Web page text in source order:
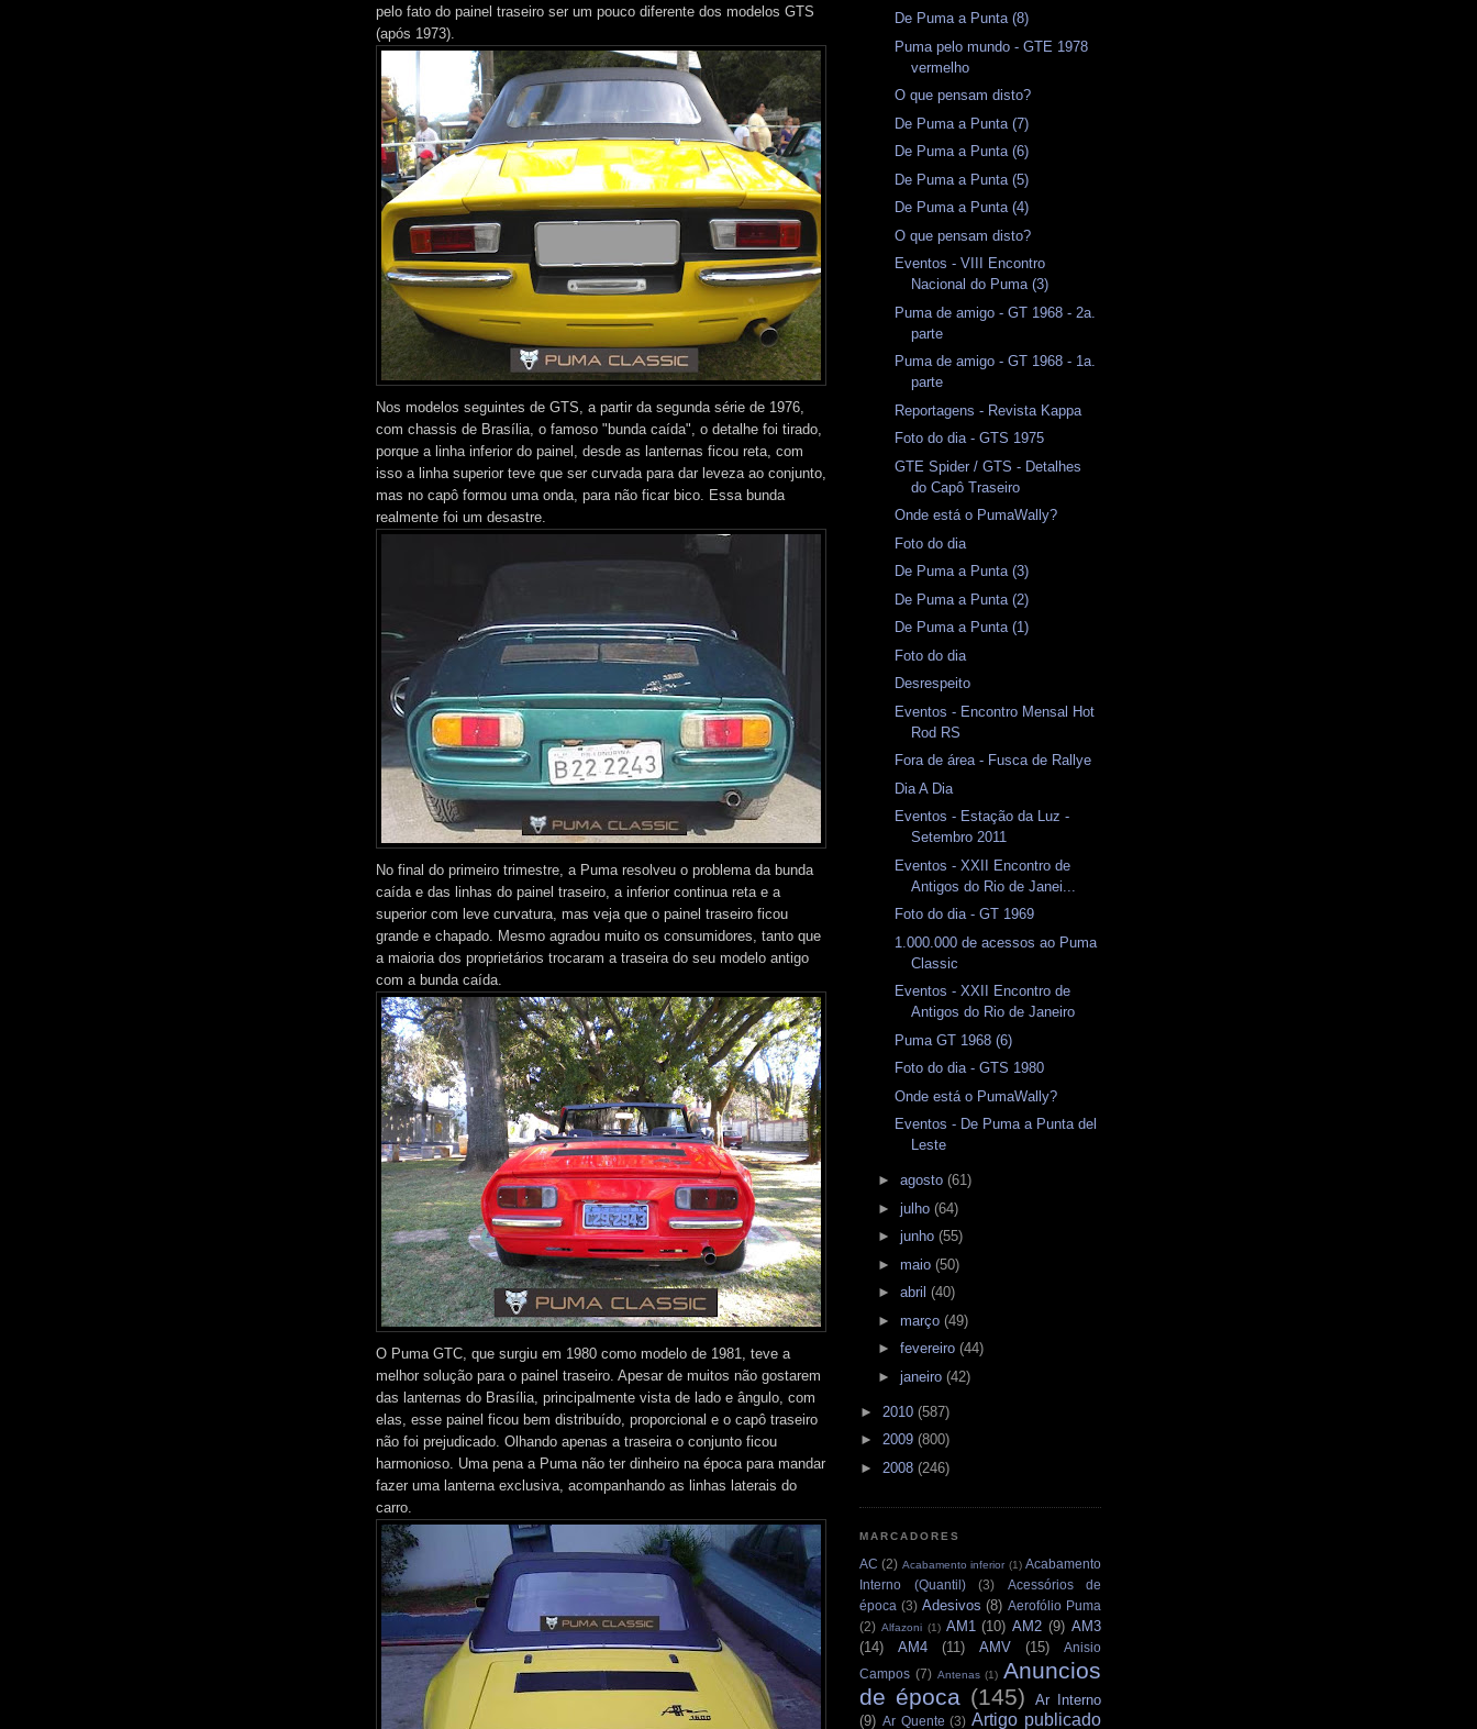
pelo fato do painel traseiro ser um pouco diferente dos modelos GTS
(após 1973).
Nos modelos seguintes de GTS, a partir da segunda série de 1976,
com chassis de Brasília, o famoso "bunda caída", o detalhe foi tirado,
porque a linha inferior do painel, desde as lanternas ficou reta, com
isso a linha superior teve que ser curvada para dar leveza ao conjunto,
mas no capô formou uma onda, para não ficar bico. Essa bunda
realmente foi um desastre.
No final do primeiro trimestre, a Puma resolveu o problema da bunda
caída e das linhas do painel traseiro, a inferior continua reta e a
superior com leve curvatura, mas veja que o painel traseiro ficou
grande e chapado. Mesmo agradou muito os consumidores, tanto que
a maioria dos proprietários trocaram a traseira do seu modelo antigo
com a bunda caída.
O Puma GTC, que surgiu em 1980 como modelo de 1981, teve a
melhor solução para o painel traseiro. Apesar de muitos não gostarem
das lanternas do Brasília, principalmente vista de lado e ângulo, com
elas, esse painel ficou bem distribuído, proporcional e o capô traseiro
não foi prejudicado. Olhando apenas a traseira o conjunto ficou
harmonioso. Uma pena a Puma não ter dinheiro na época para mandar
fazer uma lanterna exclusiva, acompanhando as linhas laterais do
carro.
De Puma a Punta (8)
Puma pelo mundo - GTE 1978
vermelho
O que pensam disto?
De Puma a Punta (7)
De Puma a Punta (6)
De Puma a Punta (5)
De Puma a Punta (4)
O que pensam disto?
Eventos - VIII Encontro
Nacional do Puma (3)
Puma de amigo - GT 1968 - 2a.
parte
Puma de amigo - GT 1968 - 1a.
parte
Reportagens - Revista Kappa
Foto do dia - GTS 1975
GTE Spider / GTS - Detalhes
do Capô Traseiro
Onde está o PumaWally?
Foto do dia
De Puma a Punta (3)
De Puma a Punta (2)
De Puma a Punta (1)
Foto do dia
Desrespeito
Eventos - Encontro Mensal Hot
Rod RS
Fora de área - Fusca de Rallye
Dia A Dia
Eventos - Estação da Luz -
Setembro 2011
Eventos - XXII Encontro de
Antigos do Rio de Janei...
Foto do dia - GT 1969
1.000.000 de acessos ao Puma
Classic
Eventos - XXII Encontro de
Antigos do Rio de Janeiro
Puma GT 1968 (6)
Foto do dia - GTS 1980
Onde está o PumaWally?
Eventos - De Puma a Punta del
Leste
► agosto (61)
► julho (64)
► junho (55)
► maio (50)
► abril (40)
► março (49)
► fevereiro (44)
► janeiro (42)
► 2010 (587)
► 2009 (800)
► 2008 (246)
MARCADORES
AC (2) Acabamento inferior (1) Acabamento
Interno (Quantil)
(3)
Acessórios de
época (3) Adesivos (8) Aerofólio Puma
(2) Alfazoni (1) AM1 (10) AM2 (9) AM3
(14)
AM4 (11) AMV (15)
Anisio
Campos (7) Antenas (1) Anuncios
de época (145)
Ar Interno
(9) Ar Quente (3) Artigo publicado